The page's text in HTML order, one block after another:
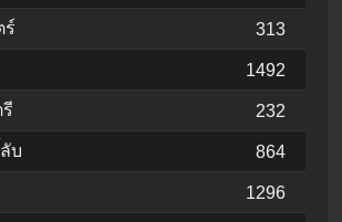
ร์ 313
1492
232
บ 864
1296